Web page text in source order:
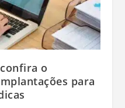
o
para